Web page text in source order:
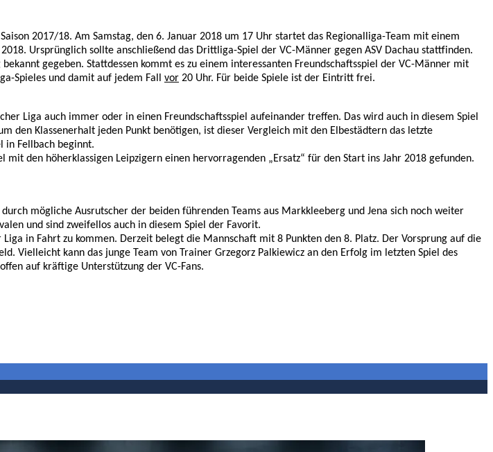
2017/18. Am Samstag, den 6. Januar 2018 um 17 Uhr startet das Regionalliga-Team mit einem
Ursprünglich sollte anschließend das Drittliga-Spiel der VC-Männer gegen ASV Dachau stattfinden.
gegeben. Stattdessen kommt es zu einem interessanten Freundschaftsspiel der VC-Männer mit
Spieles und damit auf jedem Fall vor 20 Uhr. Für beide Spiele ist der Eintritt frei.
Liga auch immer oder in einen Freundschaftsspiel aufeinander treffen. Das wird auch in diesem Spiel
den Klassenerhalt jeden Punkt benötigen, ist dieser Vergleich mit den Elbestädtern das letzte
in Fellbach beginnt.
den höherklassigen Leipzigern einen hervorragenden „Ersatz“ für den Start ins Jahr 2018 gefunden.
mögliche Ausrutscher der beiden führenden Teams aus Markkleeberg und Jena sich noch weiter
und sind zweifellos auch in diesem Spiel der Favorit.
in Fahrt zu kommen. Derzeit belegt die Mannschaft mit 8 Punkten den 8. Platz. Der Vorsprung auf die
Vielleicht kann das junge Team von Trainer Grzegorz Palkiewicz an den Erfolg im letzten Spiel des
auf kräftige Unterstützung der VC-Fans.